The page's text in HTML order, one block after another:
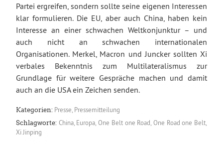
Partei ergreifen, sondern sollte seine eigenen Interessen
klar formulieren. Die EU, aber auch China, haben kein
Interesse an einer schwachen Weltkonjunktur – und
auch nicht an schwachen internationalen
Organisationen. Merkel, Macron und Juncker sollten Xi
verbales Bekenntnis zum Multilateralismus zur
Grundlage für weitere Gespräche machen und damit
auch an die USA ein Zeichen senden.
Kategorien: Presse, Pressemitteilung
Schlagworte: China, Europa ,One Belt one Road One Road one Belt
Xi Jinping